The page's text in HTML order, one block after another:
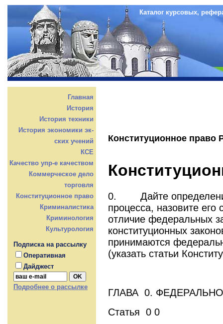
Каталог курсовых,
Главная
История
История техники
История экономики эк-
ских учений
КСЕ
Качество упр-е качеством
Коммерческое дело
торговля
Конституционное право
Криминалистика
Криминология
Культурология
Подписка на рассылку
Оперативная
Дайджест
Подробнее о рассылке
Конституционное право
0. Дайте определение
процесса, назовите его
отличие федеральных
конституционных
принимаются
(указать статьи
ГЛАВА 0.
Статья 0 0